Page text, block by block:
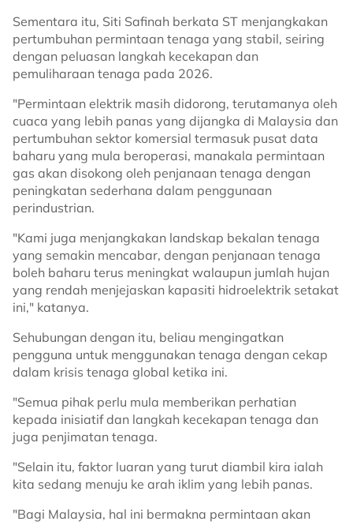
Sementara itu, Siti Safinah berkata ST menjangkakan
pertumbuhan permintaan tenaga yang stabil, seiring
dengan peluasan langkah kecekapan dan
pemuliharaan tenaga pada 2026.
"Permintaan elektrik masih didorong, terutamanya oleh
cuaca yang lebih panas yang dijangka di Malaysia dan
pertumbuhan sektor komersial termasuk pusat data
baharu yang mula beroperasi, manakala permintaan
gas akan disokong oleh penjanaan tenaga dengan
peningkatan sederhana dalam penggunaan
perindustrian.
"Kami juga menjangkakan landskap bekalan tenaga
yang semakin mencabar, dengan penjanaan tenaga
boleh baharu terus meningkat walaupun jumlah hujan
yang rendah menjejaskan kapasiti hidroelektrik setakat
ini," katanya.
Sehubungan dengan itu, beliau mengingatkan
pengguna untuk menggunakan tenaga dengan cekap
dalam krisis tenaga global ketika ini.
"Semua pihak perlu mula memberikan perhatian
kepada inisiatif dan langkah kecekapan tenaga dan
juga penjimatan tenaga.
"Selain itu, faktor luaran yang turut diambil kira ialah
kita sedang menuju ke arah iklim yang lebih panas.
"Bagi Malaysia, hal ini bermakna permintaan akan